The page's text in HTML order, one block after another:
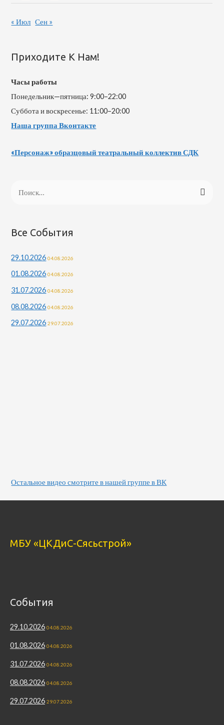
« Июл Сен »
Приходите К Нам!
Часы работы
Понедельник—пятница: 9:00–22:00
Суббота и воскресенье: 11:00–20:00
Наша группа Вконтакте
«Персонаж» образцовый театральный коллектив СДК
Все События
29.10.2026 04.08.2026
01.08.2026 04.08.2026
31.07.2026 04.08.2026
08.08.2026 04.08.2026
29.07.2026 29.07.2026
Остальное видео смотрите в нашей группе в ВК
МБУ «ЦКДиС-Сясьстрой»
События
29.10.2026 04.08.2026
01.08.2026 04.08.2026
31.07.2026 04.08.2026
08.08.2026 04.08.2026
29.07.2026 29.07.2026